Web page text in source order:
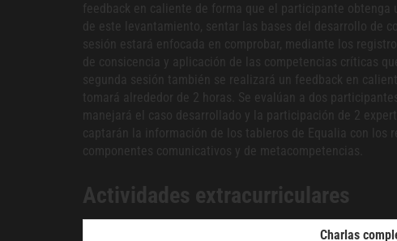
feedback en caliente de forma que el participante
de este levantamiento, sentar las bases del desarrollo de
sesión estará enfocada en comprobar, mediante los
de consicencia y aplicación de las competencias críticas
segunda sesión también se realizará un feedback en
tomará alrededor de 2 horas. Se evalúan a dos
manejará el caso desarrollado y la participación de 2
captarán la información de los tableros de Equalia con los
componentes comunicativos y de metacompetencias.
Actividades extracurriculares
Charlas